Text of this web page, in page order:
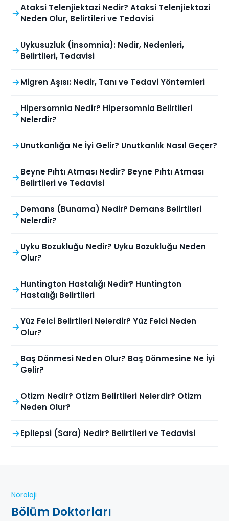
Ataksi Telenjiektazi Nedir? Ataksi Telenjiektazi
Neden Olur, Belirtileri ve Tedavisi
Uykusuzluk (İnsomnia): Nedir, Nedenleri,
Belirtileri, Tedavisi
Migren Aşısı: Nedir, Tanı ve Tedavi Yöntemleri
Hipersomnia Nedir? Hipersomnia Belirtileri
Nelerdir?
Unutkanlığa Ne İyi Gelir? Unutkanlık Nasıl Geçer?
Beyne Pıhtı Atması Nedir? Beyne Pıhtı Atması
Belirtileri ve Tedavisi
Demans (Bunama) Nedir? Demans Belirtileri
Nelerdir?
Uyku Bozukluğu Nedir? Uyku Bozukluğu Neden
Olur?
Huntington Hastalığı Nedir? Huntington
Hastalığı Belirtileri
Yüz Felci Belirtileri Nelerdir? Yüz Felci Neden
Olur?
Baş Dönmesi Neden Olur? Baş Dönmesine Ne İyi
Gelir?
Otizm Nedir? Otizm Belirtileri Nelerdir? Otizm
Neden Olur?
Epilepsi (Sara) Nedir? Belirtileri ve Tedavisi
Nöroloji
Bölüm Doktorları